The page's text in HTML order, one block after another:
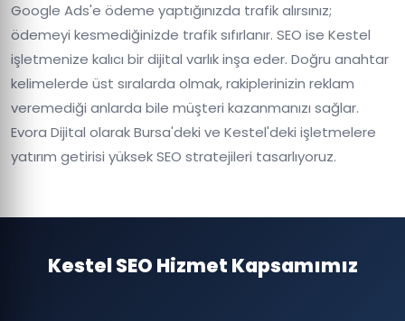
Google Ads'e ödeme yaptığınızda trafik alırsınız;
ödemeyi kesmediğinizde trafik sıfırlanır. SEO ise Kestel
işletmenize kalıcı bir dijital varlık inşa eder. Doğru anahtar
kelimelerde üst sıralarda olmak, rakiplerinizin reklam
veremediği anlarda bile müşteri kazanmanızı sağlar.
Evora Dijital olarak Bursa'deki ve Kestel'deki işletmelere
yatırım getirisi yüksek SEO stratejileri tasarlıyoruz.
Kestel SEO Hizmet Kapsamımız